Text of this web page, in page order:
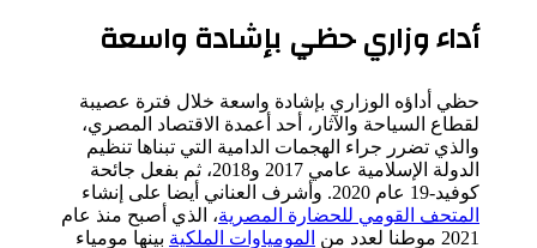
أداء وزاري حظي بإشادة واسعة
حظي أداؤه الوزاري بإشادة واسعة خلال فترة عصيبة
لقطاع السياحة والآثار، أحد أعمدة الاقتصاد المصري،
والذي تضرر جراء الهجمات الدامية التي تبناها تنظيم
الدولة الإسلامية عامي 2017 و2018، ثم بفعل جائحة
كوفيد-19 عام 2020. وأشرف العناني أيضا على إنشاء
المتحف القومي للحضارة المصرية، الذي أصبح منذ عام
2021 موطنا لعدد من
المومياوات الملكية بينها مومياء